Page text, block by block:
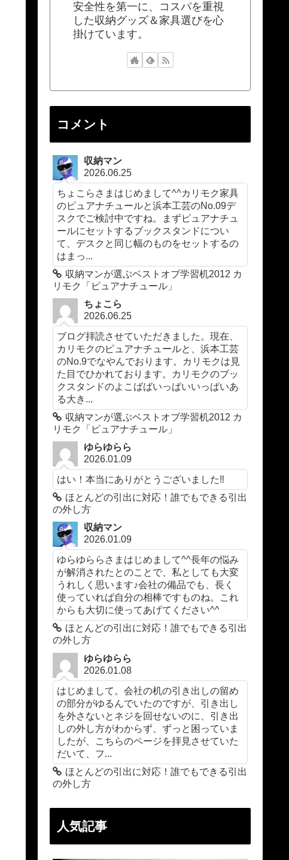
安全性を第一に、コスパを重視
した収納グッズ＆家具選びを心
掛けています。
コメント
収納マン
2026.06.25
ちょこらさまはじめまして^^カリモク家具
のピュアナチュールと浜本工芸のNo.09デ
スクでご検討中ですね。まずピュアナチュ
ールにセットするブックスタンドについ
て、デスクと同じ幅のものをセットするの
はまっ...
収納マンが選ぶベストオブ学習机2012 カ
リモク「ピュアナチュール」
ちょこら
2026.06.25
ブログ拝読させていただきました。現在、
カリモクのピュアナチュールと、浜本工芸
のNo.9でなやんでおります。カリモクは見
た目でひかれております。カリモクのブッ
クスタンドのよこばばいっぱいいっぱいあ
る大き...
収納マンが選ぶベストオブ学習机2012 カ
リモク「ピュアナチュール」
ゆらゆらら
2026.01.09
はい！本当にありがとうございました‼️
ほとんどの引出に対応！誰でもできる引出
の外し方
収納マン
2026.01.09
ゆらゆららさまはじめまして^^長年の悩み
が解消されたとのことで、私としても大変
うれしく思います♪会社の備品でも、長く
使っていれば自分の相棒ですものね。これ
からも大切に使ってあげてください^^
ほとんどの引出に対応！誰でもできる引出
の外し方
ゆらゆらら
2026.01.08
はじめまして。会社の机の引き出しの留め
の部分がゆるんでいたのですが、引き出し
を外さないとネジを回せないのに、引き出
しの外し方がわからず、ずっと困っていま
したが、こちらのページを拝見させていた
だいて、フ...
ほとんどの引出に対応！誰でもできる引出
の外し方
人気記事